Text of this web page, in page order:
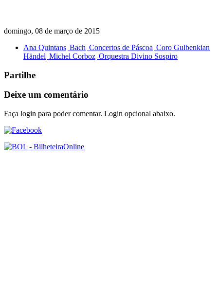
domingo, 08 de março de 2015
Ana Quintans Bach Concertos de Páscoa Coro Gulbenkian
Händel Michel Corboz Orquestra Divino Sospiro
Partilhe
Deixe um comentário
Faça login para poder comentar. Login opcional abaixo.